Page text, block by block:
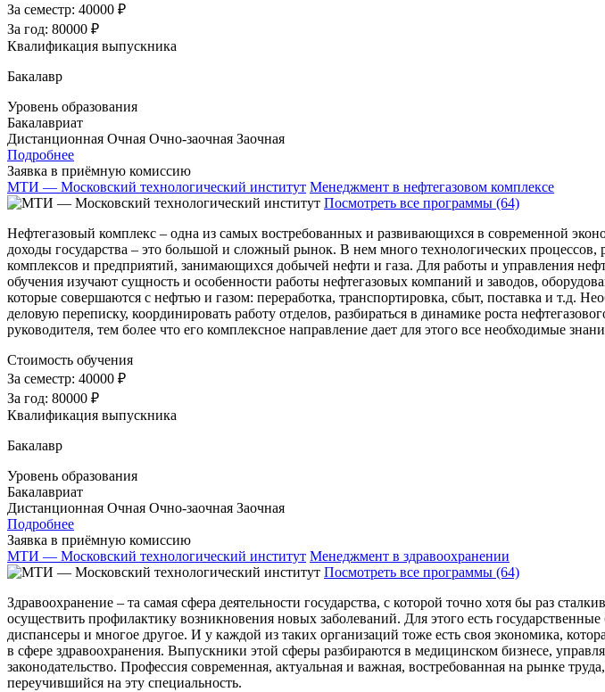
За семестр: 40000 ₽
За год: 80000 ₽
Квалификация выпускника
Бакалавр
Уровень образования
Бакалавриат
Дистанционная Очная Очно-заочная Заочная
Подробнее
Заявка в приёмную комиссию
МТИ — Московский технологический институт Менеджмент в нефтегазовом комплексе
Посмотреть все программы (64)
Нефтегазовый комплекс – одна из самых востребованных и развивающихся в современной
доходы государства – это большой и сложный рынок. В нем много технологических
комплексов и предприятий, занимающихся добычей нефти и газа. Для работы и управления
обучения изучают сущность и особенности работы нефтегазовых компаний и заводов,
которые совершаются с нефтью и газом: переработка, транспортировка, сбыт, поставка и т.д.
деловую переписку, координировать работу отделов, разбираться в динамике роста
руководителя, тем более что его комплексное направление дает для этого все необходимые
Стоимость обучения
За семестр: 40000 ₽
За год: 80000 ₽
Квалификация выпускника
Бакалавр
Уровень образования
Бакалавриат
Дистанционная Очная Очно-заочная Заочная
Подробнее
Заявка в приёмную комиссию
МТИ — Московский технологический институт Менеджмент в здравоохранении
Посмотреть все программы (64)
Здравоохранение – та самая сфера деятельности государства, с которой точно хотя бы раз
осуществить профилактику возникновения новых заболеваний. Для этого есть
диспансеры и многое другое. И у каждой из таких организаций тоже есть своя экономика,
в сфере здравоохранения. Выпускники этой сферы разбираются в медицинском бизнесе,
законодательство. Профессия современная, актуальная и важная, востребованная на рынке
переучившийся на эту специальность.